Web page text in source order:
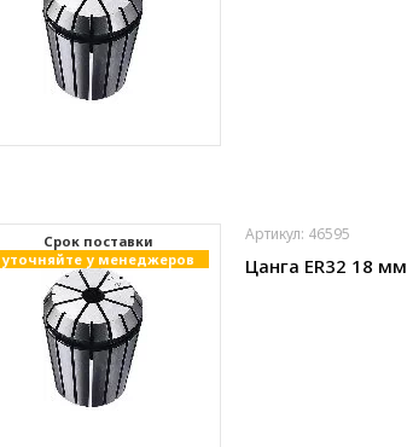
Cрок поставки
уточняйте у менеджеров
Артикул: 46595
Цанга ER32 18 мм